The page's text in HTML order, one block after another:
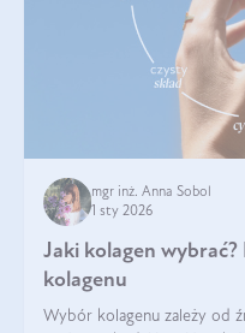
mgr inż. Anna Sobol
1 sty 2026
Jaki kolagen wybrać?
kolagenu
Wybór kolagenu zależy od